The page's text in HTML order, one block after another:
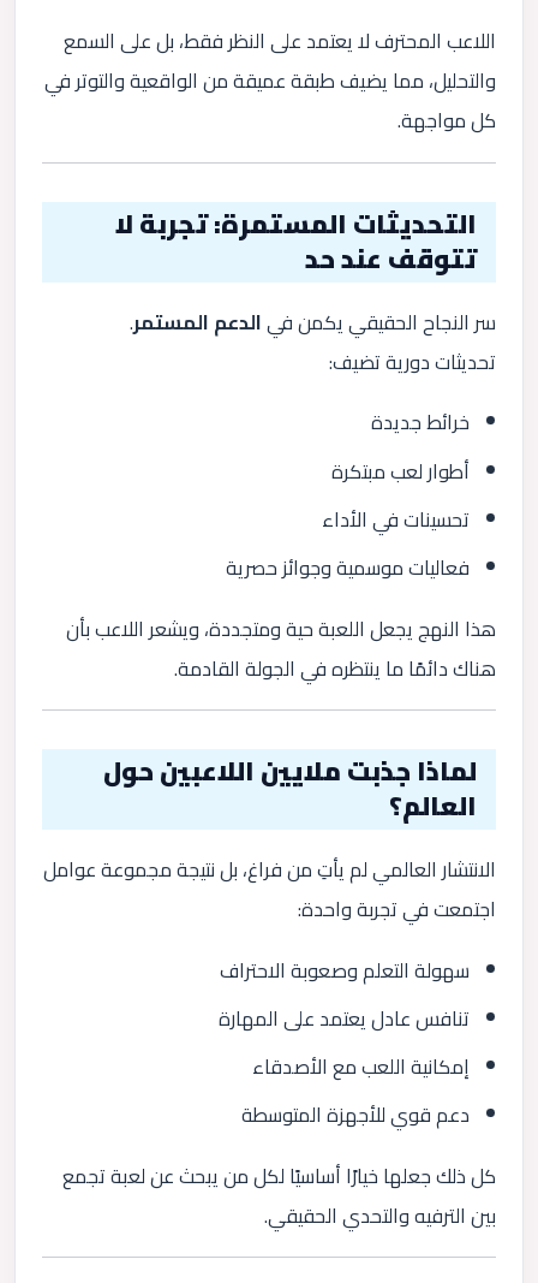
اللاعب المحترف لا يعتمد على النظر فقط، بل على السمع
والتحليل، مما يضيف طبقة عميقة من الواقعية والتوتر في
كل مواجهة.
التحديثات المستمرة: تجربة لا
تتوقف عند حد
سر النجاح الحقيقي يكمن فيالدعم المستمر.
تحديثات دورية تضيف:
خرائط جديدة
أطوار لعب مبتكرة
تحسينات في الأداء
فعاليات موسمية وجوائز حصرية
هذا النهج يجعل اللعبة حية ومتجددة، ويشعر اللاعب بأن
هناك دائمًا ما ينتظره في الجولة القادمة.
لماذا جذبت ملايين اللاعبين حول
العالم؟
الانتشار العالمي لم يأتِ من فراغ، بل نتيجة مجموعة عوامل
اجتمعت في تجربة واحدة:
سهولة التعلم وصعوبة الاحتراف
تنافس عادل يعتمد على المهارة
إمكانية اللعب مع الأصدقاء
دعم قوي للأجهزة المتوسطة
كل ذلك جعلها خيارًا أساسيًا لكل من يبحث عن لعبة تجمع
بين الترفيه والتحدي الحقيقي.